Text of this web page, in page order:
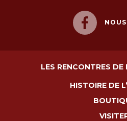
LES RENCONTRES
HISTOIRE DE